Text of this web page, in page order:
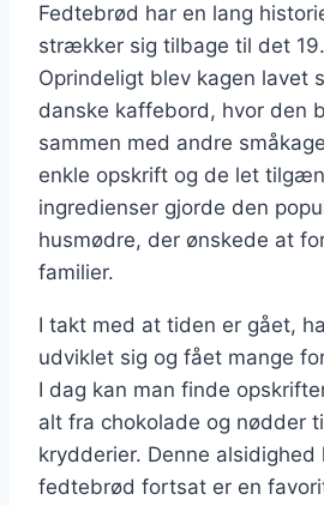
Fedtebrød har en lang
strækker sig tilbage til det
Oprindeligt blev kagen lavet
danske kaffebord, hvor den
sammen med andre
enkle opskrift og de let
ingredienser gjorde den
husmødre, der ønskede at
familier.
I takt med at tiden er gået,
udviklet sig og fået mange
I dag kan man finde
alt fra chokolade og nødder
krydderier. Denne
fedtebrød fortsat er en